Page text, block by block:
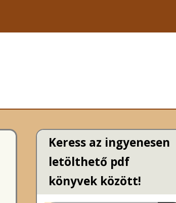
Keress az ingyenesen
letölthető pdf
könyvek között!